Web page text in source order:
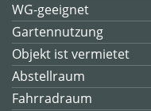
WG-geeignet
Gartennutzung
Objekt ist vermietet
Abstellraum
Fahrradraum